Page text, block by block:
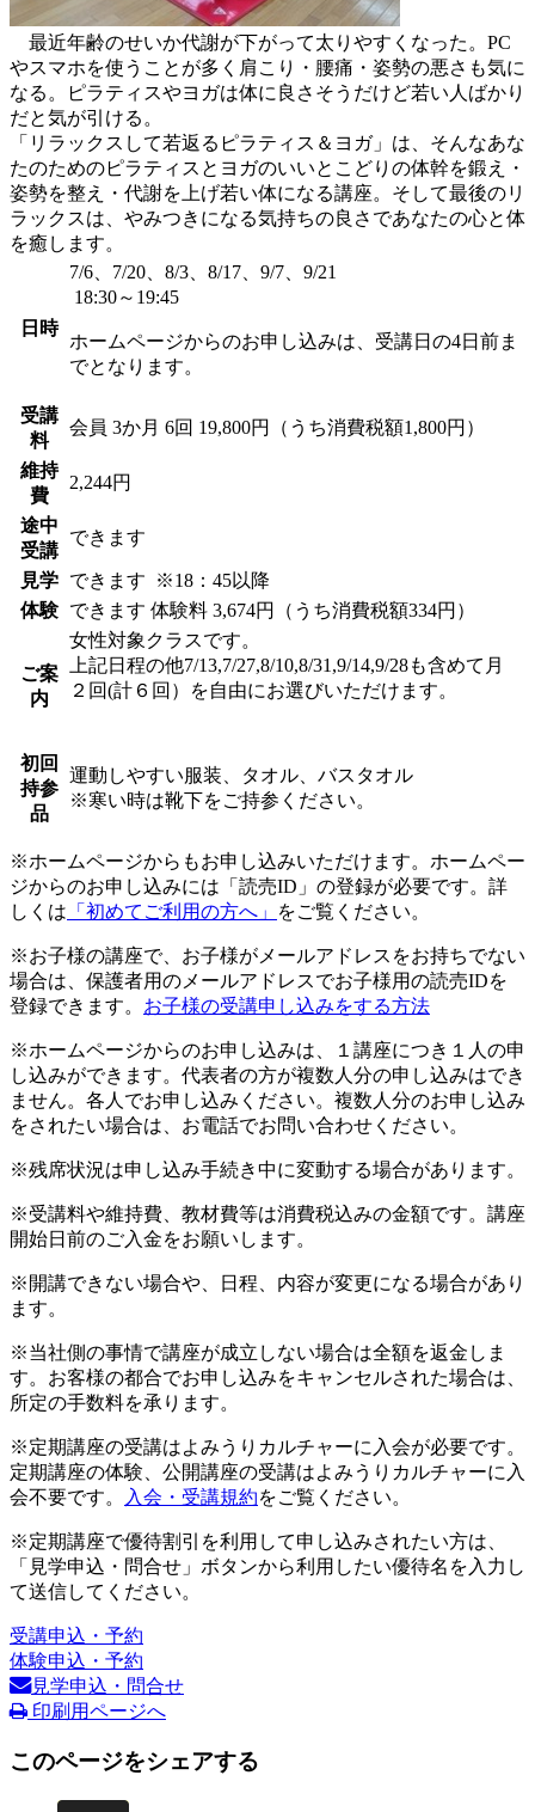
最近年齢のせいか代謝が下がって太りやすくなった。PC
やスマホを使うことが多く肩こり・腰痛・姿勢の悪さも気に
なる。ピラティスやヨガは体に良さそうだけど若い人ばかり
だと気が引ける。
「リラックスして若返るピラティス＆ヨガ」は、そんなあな
たのためのピラティスとヨガのいいとこどりの体幹を鍛え・
姿勢を整え・代謝を上げ若い体になる講座。そして最後のリ
ラックスは、やみつきになる気持ちの良さであなたの心と体
を癒します。
日時
7/6、7/20、8/3、8/17、9/7、9/21
18:30～19:45
ホームページからのお申し込みは、受講日の4日前ま
でとなります。
受講
料
会員 3か月 6回 19,800円（うち消費税額1,800円）
維持
費
2,244円
途中
受講
できます
見学 できます
※18：45以降
体験
できます 体験料 3,674円（うち消費税額334円）
ご案
内
女性対象クラスです。
上記日程の他7/13,7/27,8/10,8/31,9/14,9/28も含めて月
２回(計６回）を自由にお選びいただけます。
初回
持参
品
運動しやすい服装、タオル、バスタオル
※寒い時は靴下をご持参ください。
※ホームページからもお申し込みいただけます。ホームペー
ジからのお申し込みには「読売ID」の登録が必要です。詳
しくは 「初めてご利用の方へ」 をご覧ください。
※お子様の講座で、お子様がメールアドレスをお持ちでない
場合は、保護者用のメールアドレスでお子様用の読売IDを
登録できます。 お子様の受講申し込みをする方法
※ホームページからのお申し込みは、１講座につき１人の申
し込みができます。代表者の方が複数人分の申し込みはでき
ません。各人でお申し込みください。複数人分のお申し込み
をされたい場合は、お電話でお問い合わせください。
※残席状況は申し込み手続き中に変動する場合があります。
※受講料や維持費、教材費等は消費税込みの金額です。講座
開始日前のご入金をお願いします。
※開講できない場合や、日程、内容が変更になる場合があり
ます。
※当社側の事情で講座が成立しない場合は全額を返金しま
す。お客様の都合でお申し込みをキャンセルされた場合は、
所定の手数料を承ります。
※定期講座の受講はよみうりカルチャーに入会が必要です。
定期講座の体験、公開講座の受講はよみうりカルチャーに入
会不要です。
入会・受講規約をご覧ください。
※定期講座で優待割引を利用して申し込みされたい方は、
「見学申込・問合せ」ボタンから利用したい優待名を入力し
て送信してください。
受講申込・予約
体験申込・予約
見学申込・問合せ
印刷用ページへ
このページをシェアする